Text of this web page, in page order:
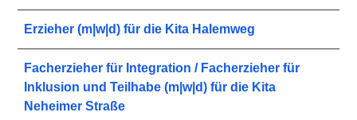
Erzieher (m|w|d) für die Kita Halemweg
Facherzieher für Integration / Facherzieher für
Inklusion und Teilhabe (m|w|d) für die Kita
Neheimer Straße